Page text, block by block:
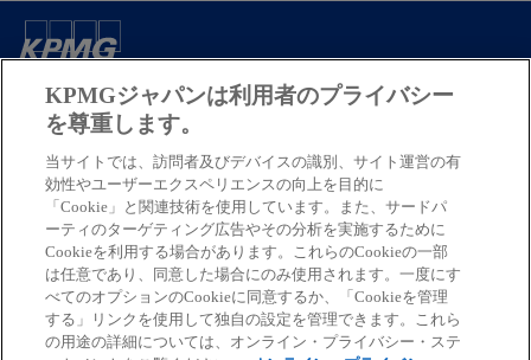
サービス
キャリア情報
新
し
新
し
新
し
新
し
新
し
免責事項プライバシーポリシーアクセシビリティー ヘルプ 通報窓口
KPMGジャパンは利用者のプライバシー
を尊重します。
当サイトでは、訪問者及びデバイスの識別、サイト運営の有
効性やユーザーエクスペリエンスの向上を目的に
「Cookie」と関連技術を使用しています。また、サードパ
ーティのターゲティング広告やその分析を実施するために
Cookieを利用する場合があります。これらのCookieの一部
は任意であり、同意した場合にのみ使用されます。一度にす
べてのオプションのCookieに同意するか、「Cookieを管理
する」リンクを使用して独自の設定を管理できます。これら
の用途の詳細については、オンライン・プライバシー・ステ